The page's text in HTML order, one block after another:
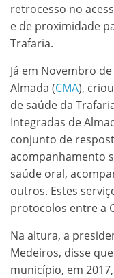
retrocesso no
e de proximidade
Trafaria.
Já em Novembro
Almada (CMA),
de saúde da
Integradas de
conjunto de
acompanhamento
saúde oral,
outros. Estes
protocolos entre a
Na altura, a
Medeiros, disse
município, em